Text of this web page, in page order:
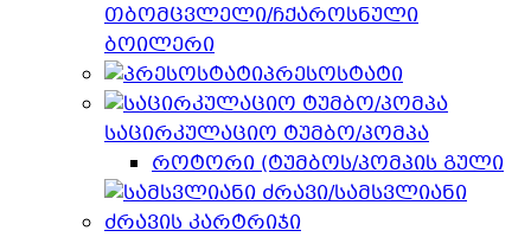
თბომცვლელი/ჩქაროსნული
ბოილერი
პრესოსტატი
საცირკულაციო ტუმბო/პომპა
როტორი (ტუმბოს/პომპის გული